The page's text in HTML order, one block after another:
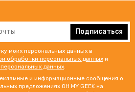
Подписаться
моих персональных данных в
обработки персональных данных и
данных.
и информационные сообщения о
предложениях OH MY GEEK на